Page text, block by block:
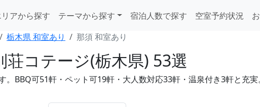
アから探す テーマから探す 宿泊人数で探す 空室予約状況
栃木県 和室あり 那須 和室あり
コテージ(栃木県) 53選
BBQ可51軒・ペット可19軒・大人数対応33軒・温泉付き3軒と充